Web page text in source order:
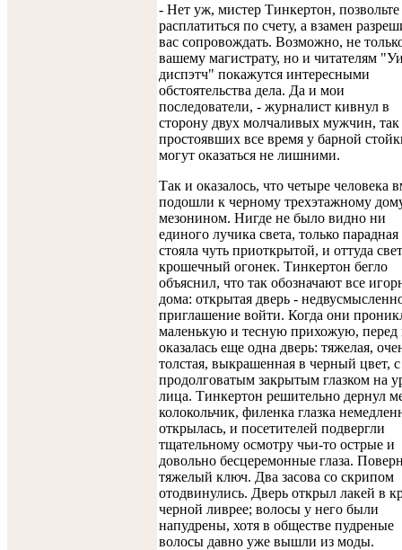
- Нет уж, мистер Тинкертон,
расплатиться по счету, а взамен
вас сопровождать. Возможно, не
вашему магистрату, но и читателям
диспэтч" покажутся интересными
обстоятельства дела. Да и мои
последователи, - журналист кивнул в
сторону двух молчаливых мужчин,
простоявших все время у барной
могут оказаться не лишними.
Так и оказалось, что четыре человека
подошли к черному трехэтажному
мезонином. Нигде не было видно ни
единого лучика света, только парадная
стояла чуть приоткрытой, и оттуда
крошечный огонек. Тинкертон бегло
объяснил, что так обозначают все
дома: открытая дверь -
приглашение войти. Когда они
маленькую и тесную прихожую,
оказалась еще одна дверь: тяжелая,
толстая, выкрашенная в черный цвет, с
продолговатым закрытым глазком на
лица. Тинкертон решительно дернул
колокольчик, филенка глазка
открылась, и посетителей подвергли
тщательному осмотру чьи-то острые и
довольно бесцеремонные глаза.
тяжелый ключ. Два засова со скрипом
отодвинулись. Дверь открыл лакей в
черной ливрее; волосы у него были
напудрены, хотя в обществе пудреные
волосы давно уже вышли из моды.